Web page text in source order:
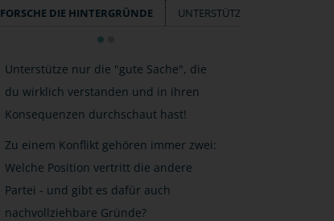
DIE HINTERGRÜNDE UNTERSTÜTZE GUTE METHODEN
Unterstütze nur die "gute Sache", die
du wirklich verstanden und in ihren
Konsequenzen durchschaut hast!
Zu einem Konflikt gehören immer zwei:
Welche Position vertritt die andere
Partei - und gibt es dafür auch
nachvollziehbare Gründe?